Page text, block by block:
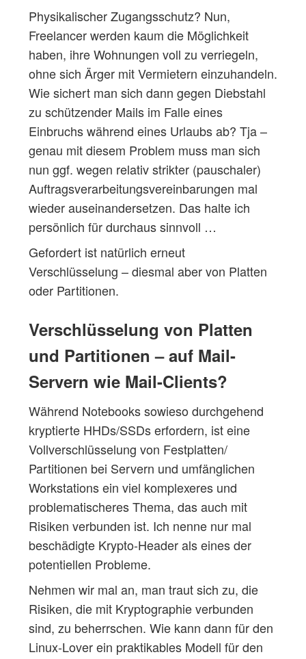
Physikalischer Zugangsschutz? Nun,
Freelancer werden kaum die Möglichkeit
haben, ihre Wohnungen voll zu verriegeln,
ohne sich Ärger mit Vermietern einzuhandeln.
Wie sichert man sich dann gegen Diebstahl
zu schützender Mails im Falle eines
Einbruchs während eines Urlaubs ab? Tja –
genau mit diesem Problem muss man sich
nun ggf. wegen relativ strikter (pauschaler)
Auftragsverarbeitungsvereinbarungen mal
wieder auseinandersetzen. Das halte ich
persönlich für durchaus sinnvoll …
Gefordert ist natürlich erneut
Verschlüsselung – diesmal aber von Platten
oder Partitionen.
Verschlüsselung von Platten
und Partitionen – auf Mail-
Servern wie Mail-Clients?
Während Notebooks sowieso durchgehend
kryptierte HHDs/SSDs erfordern, ist eine
Vollverschlüsselung von Festplatten/
Partitionen bei Servern und umfänglichen
Workstations ein viel komplexeres und
problematischeres Thema, das auch mit
Risiken verbunden ist. Ich nenne nur mal
beschädigte Krypto-Header als eines der
potentiellen Probleme.
Nehmen wir mal an, man traut sich zu, die
Risiken, die mit Kryptographie verbunden
sind, zu beherrschen. Wie kann dann für den
Linux-Lover ein praktikables Modell für den